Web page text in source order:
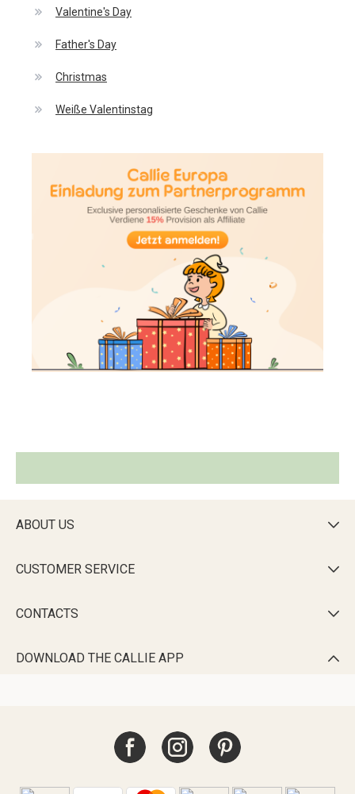
Valentine's Day
Father's Day
Christmas
Weiße Valentinstag
ABOUT US 
CUSTOMER SERVICE 
CONTACTS 
DOWNLOAD THE CALLIE APP 